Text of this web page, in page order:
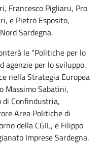
Francesco Pigliaru, Pro
e Pietro Esposito,
Sardegna.
le “Politiche per lo
agenzie per lo sviluppo.
nella Strategia Europea
Massimo Sabatini,
Confindustria,
Area Politiche di
della CGIL, e Filippo
Imprese Sardegna.